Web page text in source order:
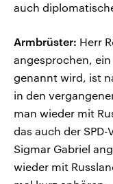
auch
Armbrüster: Herr
angesprochen,
genannt wird, ist
in den
man wieder mit
das auch der
Sigmar Gabriel
wieder mit